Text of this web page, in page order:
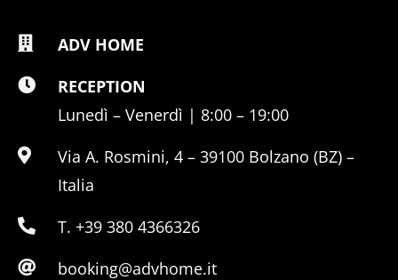
ADV HOME
RECEPTION
Lunedì – Venerdì | 8:00 – 19:00
Via A. Rosmini, 4 – 39100 Bolzano (BZ) –
Italia
T. +39 380 4366326
booking@advhome.it